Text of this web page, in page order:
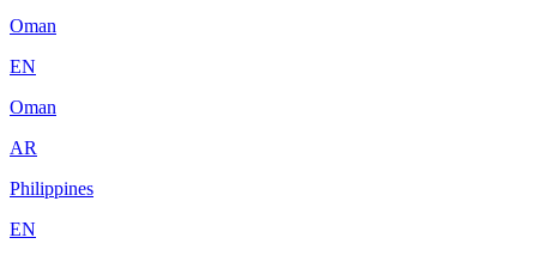
Oman
EN
Oman
AR
Philippines
EN